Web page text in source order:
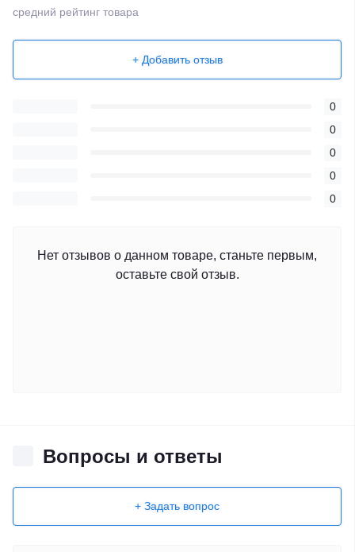
средний рейтинг товара
+ Добавить отзыв
0
0
0
0
0
Нет отзывов о данном товаре, станьте первым,
оставьте свой отзыв.
Вопросы и ответы
+ Задать вопрос